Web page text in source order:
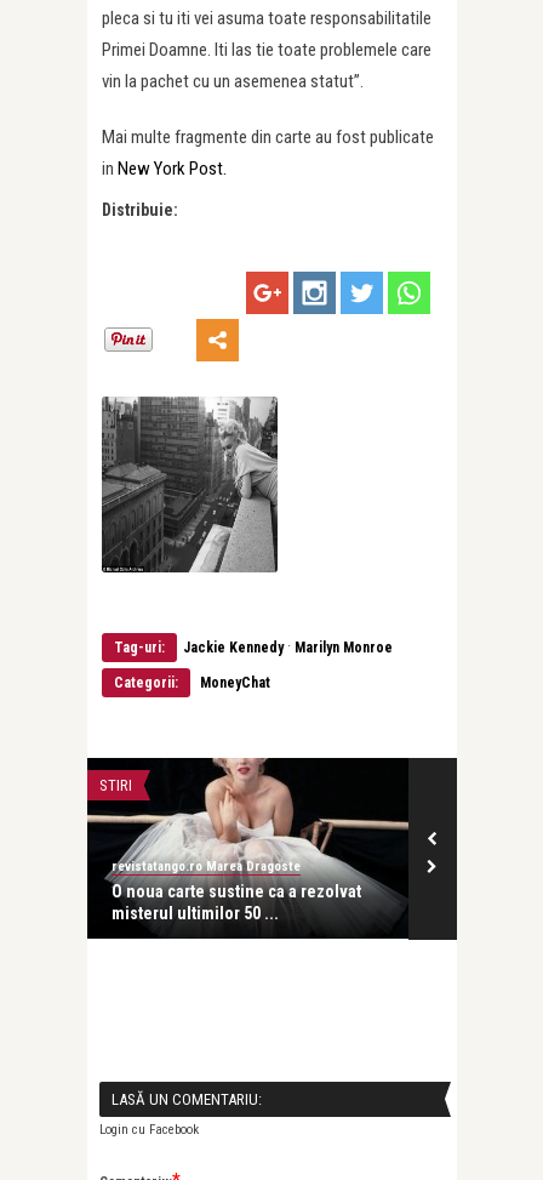
pleca si tu iti vei asuma toate responsabilitatile
Primei Doamne. Iti las tie toate problemele care
vin la pachet cu un asemenea statut”.
Mai multe fragmente din carte au fost publicate
in New York Post.
Distribuie:
Tag-uri: Jackie Kennedy· Marilyn Monroe
Categorii: MoneyChat
STIRI
revistatango.ro Marea Dragoste
O noua carte sustine ca a rezolvat
misterul ultimilor 50 ...
LASĂ UN COMENTARIU:
Login cu Facebook